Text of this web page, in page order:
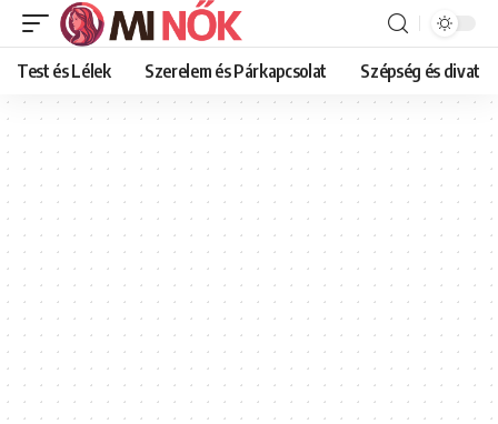
Test és Lélek Szerelem és Párkapcsolat Szépség és divat